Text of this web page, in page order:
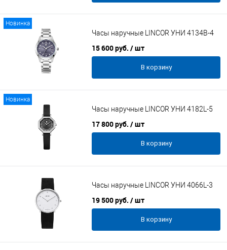
Новинка
Часы наручные LINCOR УНИ 4134B-4
15 600 руб. / шт
В корзину
Новинка
Часы наручные LINCOR УНИ 4182L-5
17 800 руб. / шт
В корзину
Часы наручные LINCOR УНИ 4066L-3
19 500 руб. / шт
В корзину